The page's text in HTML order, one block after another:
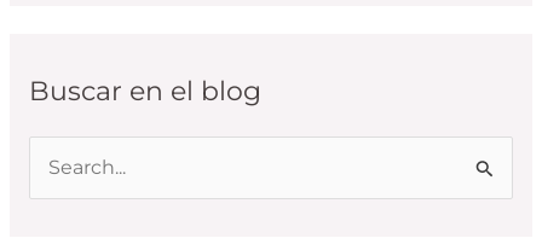
Buscar en el blog